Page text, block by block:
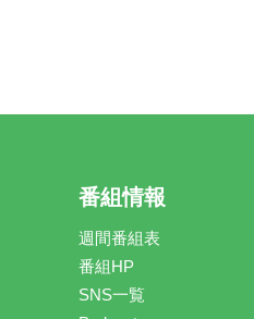
番組情報
週間番組表
番組HP
SNS一覧